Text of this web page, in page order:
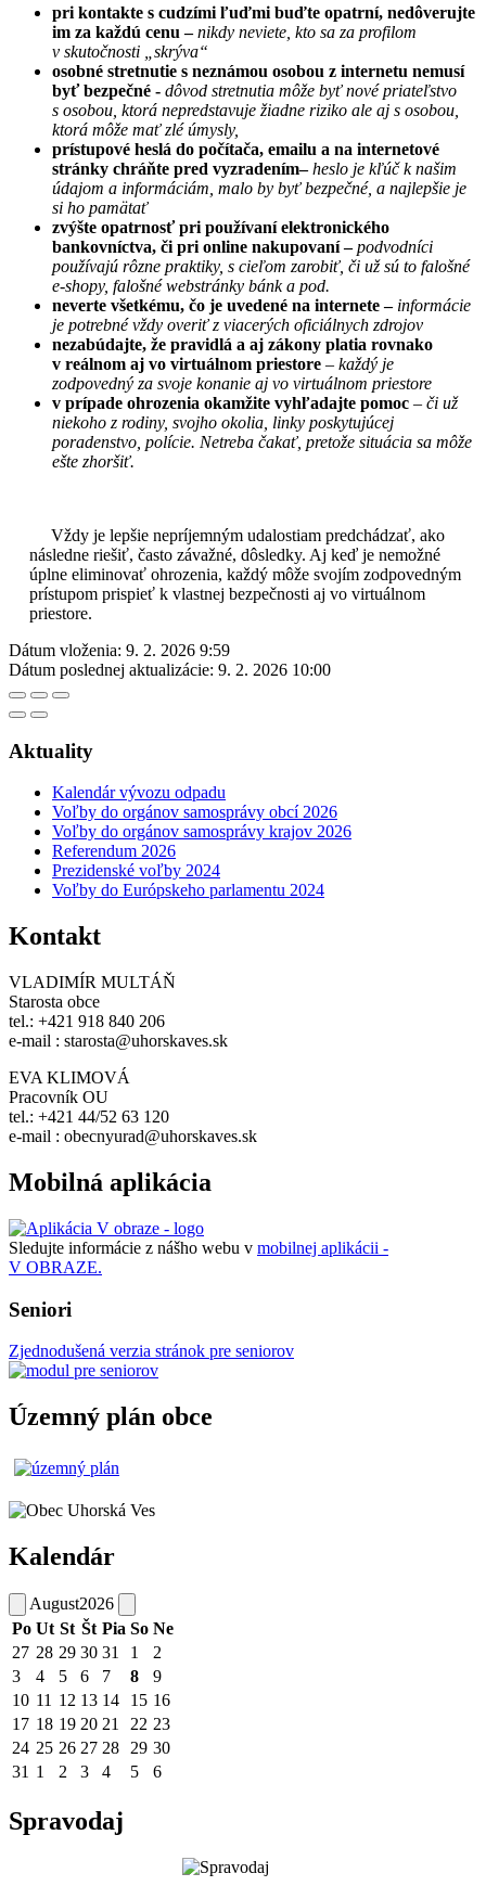
pri kontakte s cudzími ľuďmi buďte opatrní, nedôverujte
im za každú cenu –nikdy neviete, kto sa za profilom
v skutočnosti „skrýva“
osobné stretnutie s neznámou osobou z internetu nemusí
byť bezpečné - dôvod stretnutia môže byť nové priateľstvo
s osobou, ktorá nepredstavuje žiadne riziko ale aj s osobou,
ktorá môže mať zlé úmysly,
prístupové heslá do počítača, emailu a na internetové
stránky chráňte pred vyzradením–heslo je kľúč k našim
údajom a informáciám, malo by byť bezpečné, a najlepšie je
si ho pamätať
zvýšte opatrnosť pri používaní elektronického
bankovníctva, či pri online nakupovaní –podvodníci
používajú rôzne praktiky, s cieľom zarobiť, či už sú to falošné
e-shopy, falošné webstránky bánk a pod.
neverte všetkému, čo je uvedené na internete –informácie
je potrebné vždy overiť z viacerých oficiálnych zdrojov
nezabúdajte, že pravidlá a aj zákony platia rovnako
v reálnom aj vo virtuálnom priestore – každý je
zodpovedný za svoje konanie aj vo virtuálnom priestore
v prípade ohrozenia okamžite vyhľadajte pomoc – či už
niekoho z rodiny, svojho okolia, linky poskytujúcej
poradenstvo, polície. Netreba čakať, pretože situácia sa môže
ešte zhoršiť.
Vždy je lepšie nepríjemným udalostiam predchádzať, ako
následne riešiť, často závažné, dôsledky. Aj keď je nemožné
úplne eliminovať ohrozenia, každý môže svojím zodpovedným
prístupom prispieť k vlastnej bezpečnosti aj vo virtuálnom
priestore.
Dátum vloženia: 9. 2. 2026 9:59
Dátum poslednej aktualizácie: 9. 2. 2026 10:00
Aktuality
Kalendár vývozu odpadu
Voľby do orgánov samosprávy obcí 2026
Voľby do orgánov samosprávy krajov 2026
Referendum 2026
Prezidenské voľby 2024
Voľby do Európskeho parlamentu 2024
Kontakt
VLADIMÍR MULTÁŇ
Starosta obce
tel.: +421 918 840 206
e-mail : starosta@uhorskaves.sk
EVA KLIMOVÁ
Pracovník OU
tel.: +421 44/52 63 120
e-mail : obecnyurad@uhorskaves.sk
Mobilná aplikácia
Sledujte informácie z nášho webu v mobilnej aplikácii -
V OBRAZE.
Seniori
Zjednodušená verzia stránok pre seniorov
Územný plán obce
Kalendár
August2026
Po Ut St Št Pia So Ne
27 28 29 30 31 1
2
3
4 5 6 7 8
9
10 11 12 13 14 15 16
17 18 19 20 21 22 23
24 25 26 27 28 29 30
31 1 2 3 4 5 6
Spravodaj